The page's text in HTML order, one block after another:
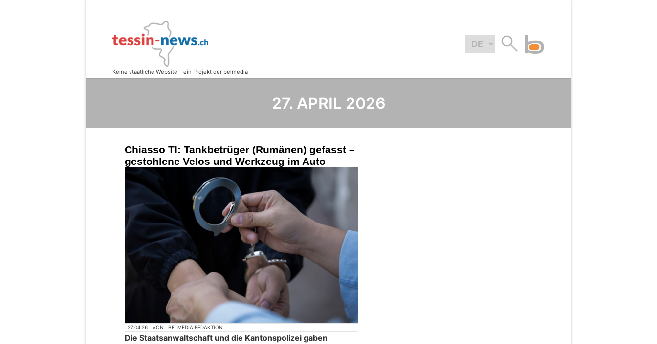
27. APRIL 2026
Chiasso TI: Tankbetrüger (Rumänen) gefasst –
gestohlene Velos und Werkzeug im Auto
27.04.26 VON BELMEDIA REDAKTION
Die Staatsanwaltschaft und die Kantonspolizei gaben